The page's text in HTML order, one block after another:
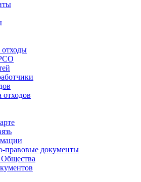
отходы
отходов
правовые документы